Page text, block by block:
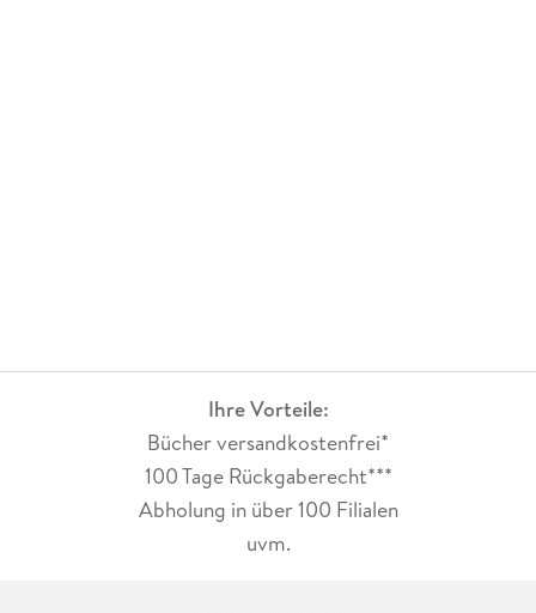
Ihre Vorteile:
Bücher versandkostenfrei*
100 Tage Rückgaberecht***
Abholung in über 100 Filialen
uvm.